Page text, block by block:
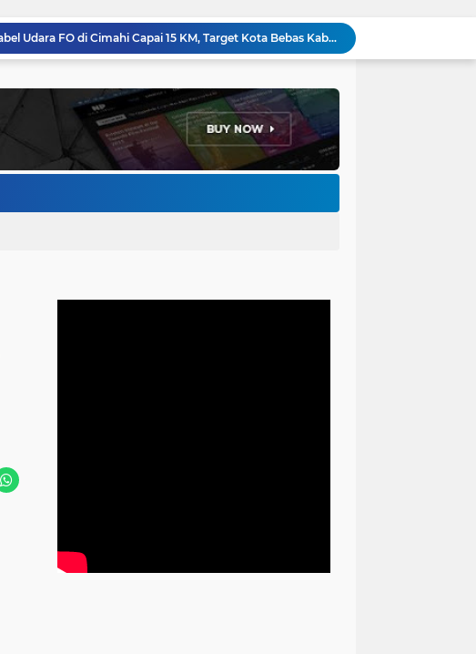
Penataan Kabel Udara FO di Cimahi Capai 15 KM, Target Kota Bebas Kabel Semrawut
Bupati Jeje Ritchie Ismail Rotasikan Kadishub dan Kadisbudpar, Serta Lantik Ratusan ASN Bandung Barat
H. Bagus Machdiyantoro Resmi Pimpin Komunitas BBC Periode 2026–2031, Siap Perkuat Solidaritas dan Hadirkan Program Nyata untuk Masyarakat
Ketum Paguyuban Cepot Motah Resmikan 28 UMKM, Siap Gelar Festival Budaya dan UMKM di Jalan Braga
Program Gaslah Kota Bandung Raih Apresiasi Pemerintah Pusat, Pengolahan Sampah Capai 30 Persen